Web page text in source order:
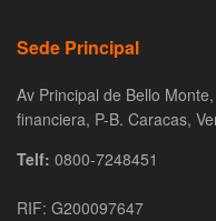
Sede Principal
Av Principal de Bello
financiera, P-B. Caracas,
Telf: 0800-7248451
RIF: G200097647